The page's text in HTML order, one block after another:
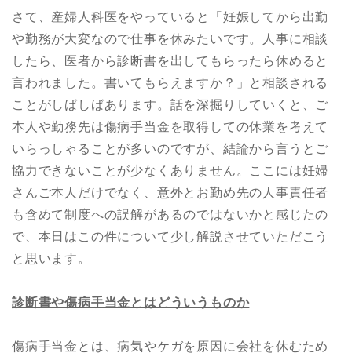
さて、産婦人科医をやっていると「妊娠してから出勤
や勤務が大変なので仕事を休みたいです。人事に相談
したら、医者から診断書を出してもらったら休めると
言われました。書いてもらえますか？」と相談される
ことがしばしばあります。話を深掘りしていくと、ご
本人や勤務先は傷病手当金を取得しての休業を考えて
いらっしゃることが多いのですが、結論から言うとご
協力できないことが少なくありません。ここには妊婦
さんご本人だけでなく、意外とお勤め先の人事責任者
も含めて制度への誤解があるのではないかと感じたの
で、本日はこの件について少し解説させていただこう
と思います。
診断書や傷病手当金とはどういうものか
傷病手当金とは、病気やケガを原因に会社を休むため